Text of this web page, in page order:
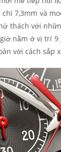
chỉ 7,3mm và
thách với
nằm ở vị trí
với cách sắp